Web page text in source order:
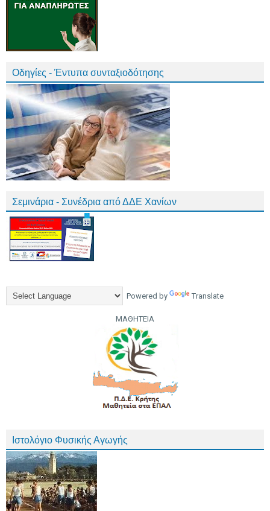
Οδηγίες - Έντυπα συνταξιοδότησης
Σεμινάρια - Συνέδρια από ΔΔΕ Χανίων
Powered by Translate
ΜΑΘΗΤΕΙΑ
Ιστολόγιο Φυσικής Αγωγής